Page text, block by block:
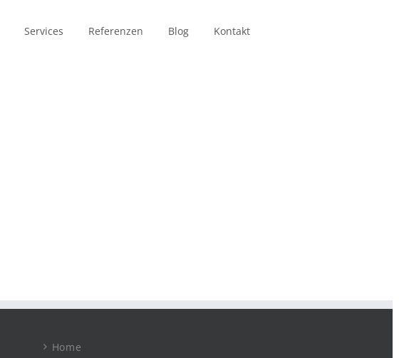
Services Referenzen Blog Kontakt
Home